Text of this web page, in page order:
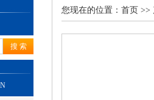
您现在的位置： 首页 >>